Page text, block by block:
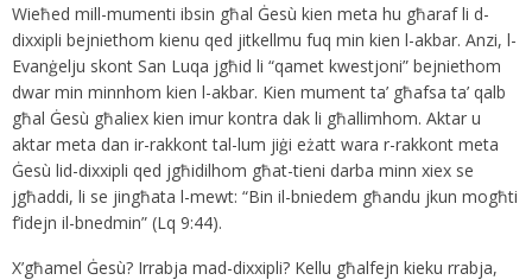
Wieħed mill-mumenti ibsin għal Ġesù kien meta hu għaraf li d-
dixxipli bejniethom kienu qed jitkellmu fuq min kien l-akbar. Anzi, l-
Evanġelju skont San Luqa jgħid li “qamet kwestjoni” bejniethom
dwar min minnhom kien l-akbar. Kien mument ta’ għafsa ta’ qalb
għal Ġesù għaliex kien imur kontra dak li għallimhom. Aktar u
aktar meta dan ir-rakkont tal-lum jiġi eżatt wara r-rakkont meta
Ġesù lid-dixxipli qed jgħidilhom għat-tieni darba minn xiex se
jgħaddi, li se jingħata l-mewt: “Bin il-bniedem għandu jkun mogħti
f’idejn il-bnedmin” (Lq 9:44).
X’għamel Ġesù? Irrabja mad-dixxipli? Kellu għalfejn kieku rrabja,